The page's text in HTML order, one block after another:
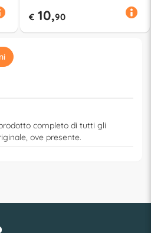
€ 10,90
completo di tutti gli
ove presente.